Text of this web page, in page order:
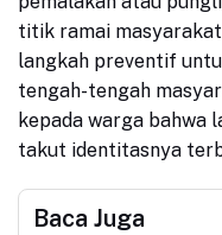
titik ramai
langkah preventif
tengah-tengah
kepada warga bahwa
takut identitasnya
Baca Juga